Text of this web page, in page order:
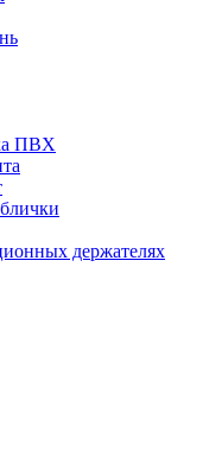
ПВХ
держателях